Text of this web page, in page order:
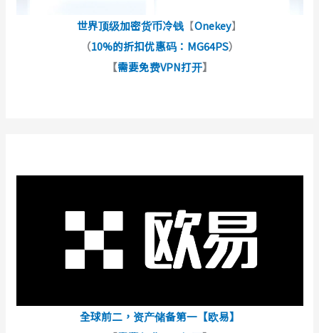
世界顶级加密货币冷钱 【Onekey】
（10%的折扣优惠码：MG64PS）
【需要免费VPN打开】
全球前二，资产储备第一【欧易】